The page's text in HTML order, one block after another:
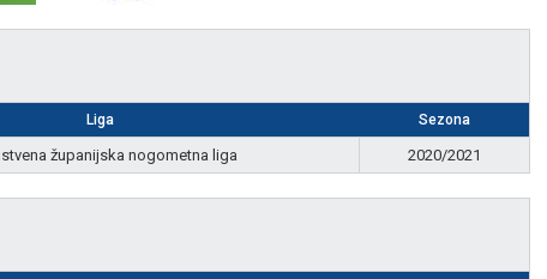
Liga Sezona
županijska nogometna liga 2020/2021